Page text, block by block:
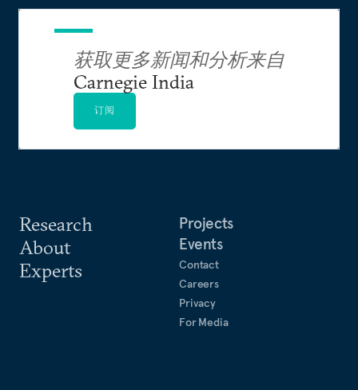
Research
About
Experts
Projects
Events
Contact
Careers
Privacy
For Media
获取更多新闻和分析来自
Carnegie India
订阅